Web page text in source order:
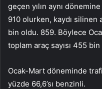
geçen yılın aynı
910 olurken, kaydı silinen
bin oldu. 859. Böylece
toplam araç sayısı 455 bin
Ocak-Mart döneminde
yüzde 66,6’sı benzinli.